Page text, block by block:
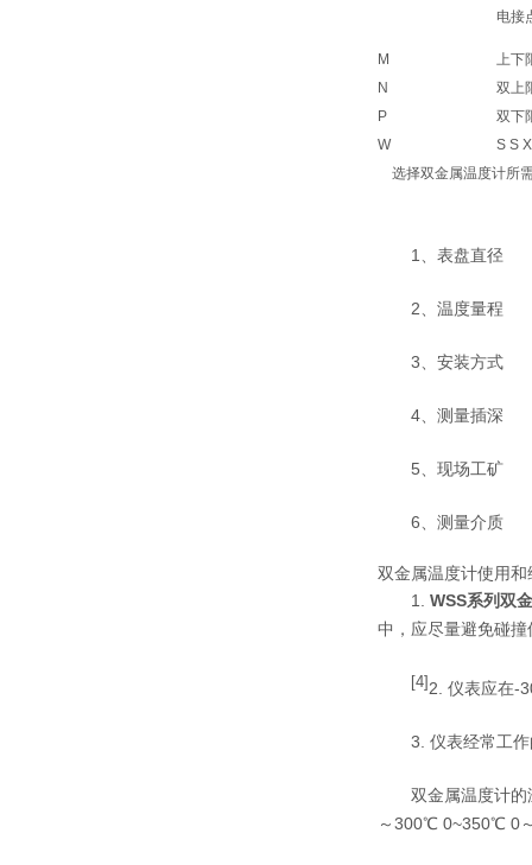
电接
M
上下
N
双上
P
双下
W
S S X
选择双金属温度计所
1、表盘直径
2、温度量程
3、安装方式
4、测量插深
5、现场工矿
6、测量介质
双金属温度计使用和
1. WSS系列双
中，应尽量避免碰
[4] 2. 仪表应在-
3. 仪表经常工作
双金属温度计的
～300℃ 0~350℃ 0